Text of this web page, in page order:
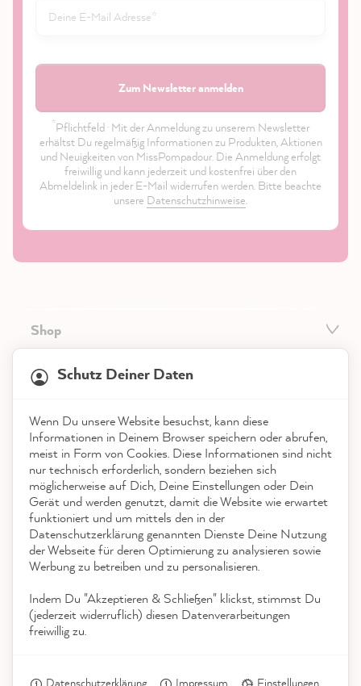
Zum Newsletter anmelden
*Pflichtfeld · Mit der Anmeldung zu unserem Newsletter
erhältst Du regelmäßig Informationen zu Produkten, Aktionen
und Neuigkeiten von MissPompadour. Die Anmeldung erfolgt
freiwillig und kann jederzeit und kostenfrei über den
Abmeldelink in jeder E-Mail widerrufen werden. Bitte beachte
unsere Datenschutzhinweise.
Shop
Service
Kontakt
App herunterladen
Auszeichnungen
Social Media
Schutz Deiner Daten
Wenn Du unsere Website besuchst, kann diese
Informationen in Deinem Browser speichern oder abrufen,
meist in Form von Cookies. Diese Informationen sind nicht
nur technisch erforderlich, sondern beziehen sich
möglicherweise auf Dich, Deine Einstellungen oder Dein
Gerät und werden genutzt, damit die Website wie erwartet
funktioniert und um mittels den in der
Datenschutzerklärung genannten Dienste Deine Nutzung
der Webseite für deren Optimierung zu analysieren sowie
Werbung zu betreiben und zu personalisieren.
Indem Du "Akzeptieren & Schließen" klickst, stimmst Du
(jederzeit widerruflich) diesen Datenverarbeitungen
freiwillig zu.
Datenschutzerklärung Impressum Einstellungen
reviews-io
Anonym
Verifizierter Kunde
Ich habe das Starterset bestellt. Bin
beeindruckt alles dabei. Nun kann es
losgehen, wir wollen unsere Küche
Twitter